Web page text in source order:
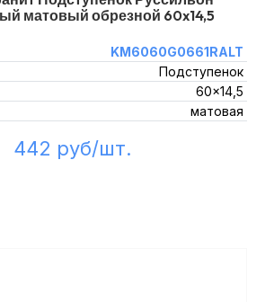
матовый обрезной 60x14,5
KM6060G0661RALT
Подступенок
60x14,5
матовая
442 руб/шт.